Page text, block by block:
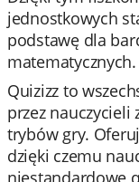
jednostkowych
podstawę dla
matematycznych.
Quizizz to
przez nauczycieli
trybów gry.
dzięki czemu
niestandardowe